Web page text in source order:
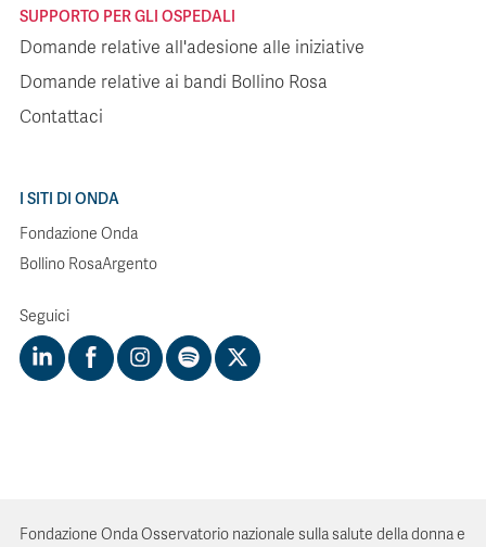
SUPPORTO PER GLI OSPEDALI
Domande relative all'adesione alle iniziative
Domande relative ai bandi Bollino Rosa
Contattaci
I SITI DI ONDA
Fondazione Onda
Bollino RosaArgento
Seguici
Fondazione Onda Osservatorio nazionale sulla salute della donna e